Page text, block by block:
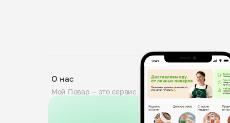
О нас
Мой Повар — это сервис заказа блюд от личных
проходят тщательную проверку: мы дегустируем
знакомим поваров с требованиями пищевой